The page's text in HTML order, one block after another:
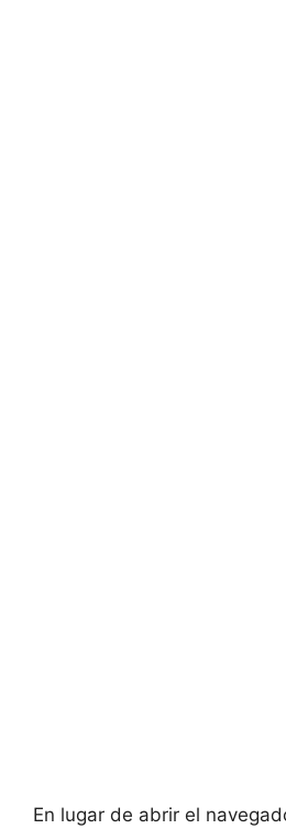
En lugar de abrir el